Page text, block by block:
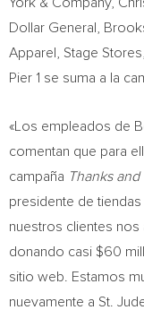
Dollar General,
Apparel, Stage
Pier 1 se suma a la
«Los empleados de
comentan que para
campaña Thanks and
presidente de tiendas
nuestros clientes nos
donando casi $60
sitio web. Estamos
nuevamente a St.